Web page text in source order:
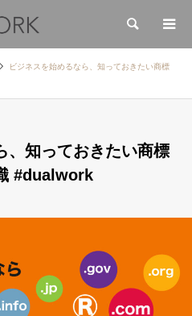
検索
ビジネスを始めるなら、知っておきたい商標
、知っておきたい商標
#dualwork